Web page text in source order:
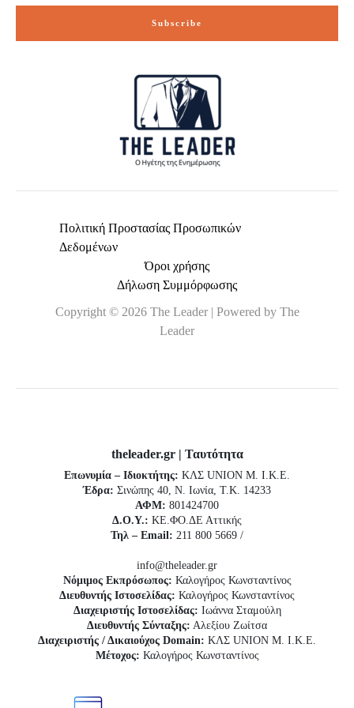
Subscribe
Πολιτική Προστασίας Προσωπικών
Δεδομένων
Όροι χρήσης
Δήλωση Συμμόρφωσης
Copyright © 2026 The Leader | Powered by The
Leader
theleader.gr | Ταυτότητα
Επωνυμία – Ιδιοκτήτης: ΚΛΣ UNION Μ. Ι.Κ.Ε.
Έδρα: Σινώπης 40, Ν. Ιωνία, Τ.Κ. 14233
ΑΦΜ: 801424700
Δ.Ο.Υ.: ΚΕ.ΦΟ.ΔΕ Αττικής
Τηλ – Email: 211 800 5669 /
info@theleader.gr
Νόμιμος Εκπρόσωπος: Καλογήρος Κωνσταντίνος
Διευθυντής Ιστοσελίδας: Καλογήρος Κωνσταντίνος
Διαχειριστής Ιστοσελίδας: Ιωάννα Σταμούλη
Διευθυντής Σύνταξης: Αλεξίου Ζωίτσα
Διαχειριστής / Δικαιούχος Domain: ΚΛΣ UNION Μ. Ι.Κ.Ε.
Μέτοχος: Καλογήρος Κωνσταντίνος